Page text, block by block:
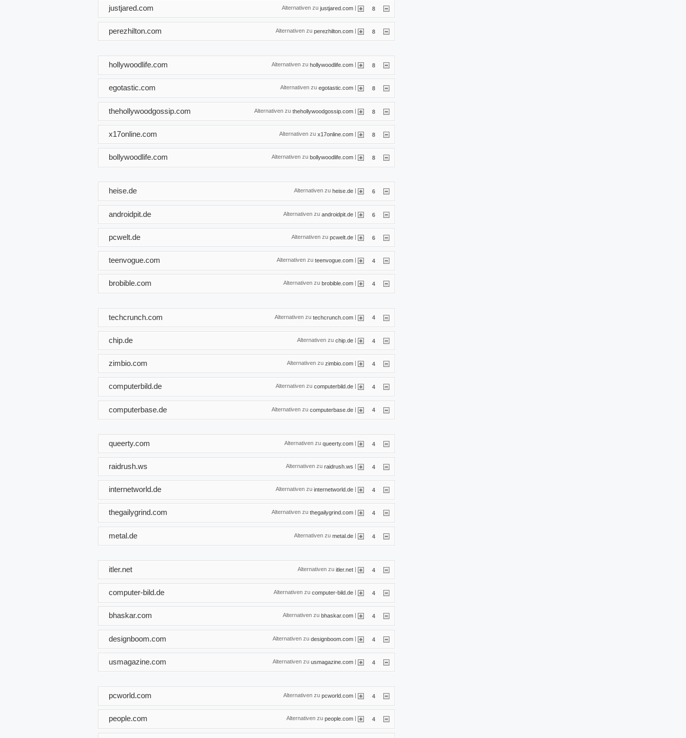
Alternativen zu justjared.com | 8
justjared.com
Alternativen zu perezhilton.com | 8
perezhilton.com
Alternativen zu hollywoodlife.com 8
hollywoodlife.com
Alternativen zu egotastic.com 8
egotastic.com
Alternativen zu thehollywoodgossip.com | 8
thehollywoodgossip.com
Alternativen zu x17online.com | 8
x17online.com
Alternativen zu bollywoodlife.com | 8
bollywoodlife.com
Alternativen zu heise.de 6
heise.de
Alternativen zu androidpit.de | 6
androidpit.de
Alternativen zu pcwelt.de | 6
pcwelt.de
Alternativen zu teenvogue.com | 4
teenvogue.com
Alternativen zu brobible.com 4
brobible.com
Alternativen zu techcrunch.com | 4
techcrunch.com
Alternativen zu chip.de | 4
chip.de
Alternativen zu zimbio.com | 4
zimbio.com
Alternativen zu computerbild.de 4
computerbild.de
Alternativen zu computerbase.de | 4
computerbase.de
Alternativen zu queerty.com | 4
queerty.com
Alternativen zu raidrush.ws | 4
raidrush.ws
Alternativen zu internetworld.de 4
internetworld.de
Alternativen zu thegailygrind.com 4
thegailygrind.com
Alternativen zu metal.de | 4
metal.de
Alternativen zu itler.net | 4
itler.net
Alternativen zu computer-bild.de | 4
computer-bild.de
Alternativen zu bhaskar.com 4
bhaskar.com
Alternativen zu designboom.com | 4
designboom.com
Alternativen zu usmagazine.com | 4
usmagazine.com
Alternativen zu pcworld.com | 4
pcworld.com
Alternativen zu people.com 4
people.com